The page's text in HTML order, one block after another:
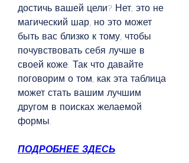
достичь вашей цели? Нет, это не
магический шар, но это может
быть вас близко к тому, чтобы
почувствовать себя лучше в
своей коже. Так что давайте
поговорим о том, как эта таблица
может стать вашим лучшим
другом в поисках желаемой
формы.
ПОДРОБНЕЕ ЗДЕСЬ